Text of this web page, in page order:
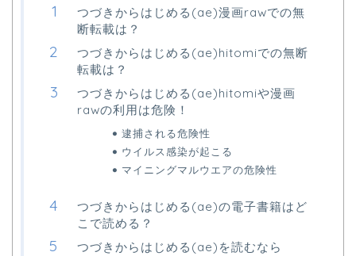
つづきからはじめる(ae)漫画rawでの無
断転載は？
つづきからはじめる(ae)hitomiでの無断
転載は？
つづきからはじめる(ae)hitomiや漫画
rawの利用は危険！
逮捕される危険性
ウイルス感染が起こる
マイニングマルウエアの危険性
つづきからはじめる(ae)の電子書籍はど
こで読める？
つづきからはじめる(ae)を読むなら